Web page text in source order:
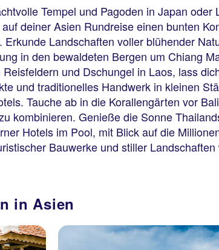
Tempel und Pagoden in Japan
deiner Asien Rundreise einen bunten
Landschaften voller blühender
in den bewaldeten Bergen um Chiang
und Dschungel in Laos, lass
und traditionelles Handwerk in kleinen
Tauche ab in die Korallengärten vor
kombinieren. Genieße die Sonne
Hotels im Pool, mit Blick auf die
Bauwerke und stiller
in Asien